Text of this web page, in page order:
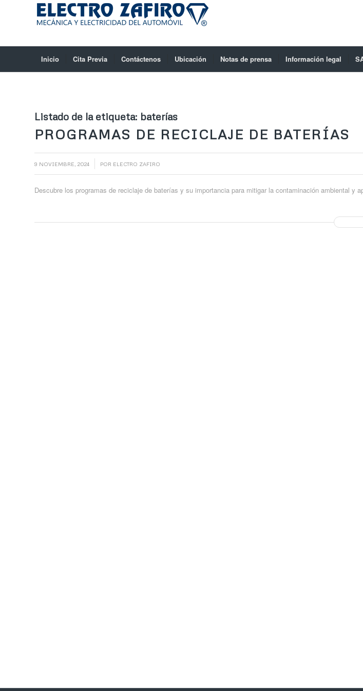
Inicio Cita Previa Contáctenos Ubicación Notas de prensa Información legal
Listado de la etiqueta: baterías
PROGRAMAS DE RECICLAJE DE BATERÍAS
9 NOVIEMBRE, 2024 POR ELECTRO ZAFIRO
Descubre los programas de reciclaje de baterías y su importancia para mitigar la contaminación ambiental y